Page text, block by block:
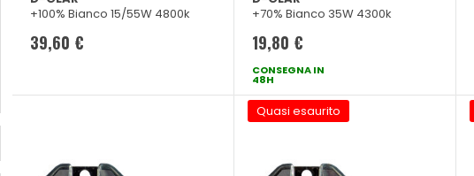
+100% Bianco 15/55W 4800k
39,60 €
+70% Bianco 35W 4300k
19,80 €
CONSEGNA IN
48H
Quasi esaurito